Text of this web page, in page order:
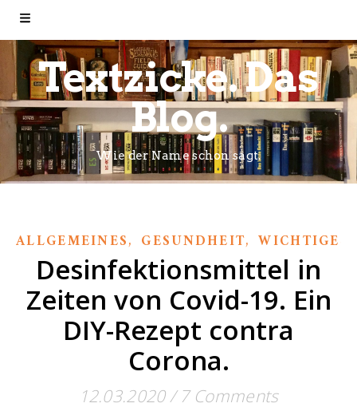
Textzicke. Das
Blog.
Wie der Name schon sagt.
ALLGEMEINES, GESUNDHEIT,WICHTIGES
Desinfektionsmittel in
Zeiten von Covid-19. Ein
DIY-Rezept contra
Corona.
12.03.2020/ 7 Comments